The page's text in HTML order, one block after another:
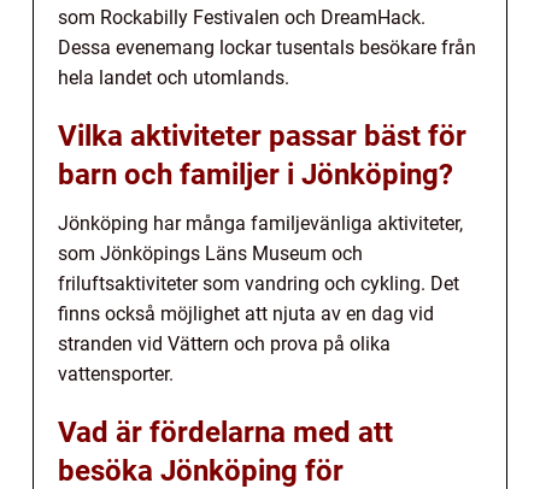
som Rockabilly Festivalen och DreamHack.
Dessa evenemang lockar tusentals besökare från
hela landet och utomlands.
Vilka aktiviteter passar bäst för
barn och familjer i Jönköping?
Jönköping har många familjevänliga aktiviteter,
som Jönköpings Läns Museum och
friluftsaktiviteter som vandring och cykling. Det
finns också möjlighet att njuta av en dag vid
stranden vid Vättern och prova på olika
vattensporter.
Vad är fördelarna med att
besöka Jönköping för